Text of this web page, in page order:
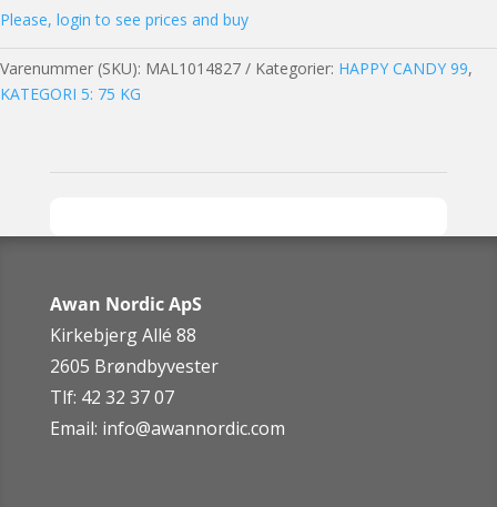
Please, login to see prices and buy
Varenummer (SKU): MAL1014827 Kategorier: HAPPY CANDY 99,
KATEGORI 5: 75 KG
Awan Nordic ApS
Kirkebjerg Allé 88
2605 Brøndbyvester
Tlf: 42 32 37 07
Email: info@awannordic.com